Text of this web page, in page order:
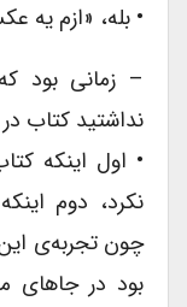
• بله، «ازم یه
– زمانی بود
نداشتید کتاب
• اول اینکه
نکرد، دوم
چون تجربه‌ی
بود در جاهای